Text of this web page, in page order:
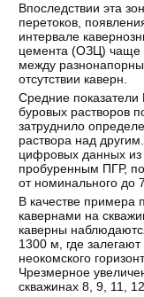
Впоследствии эта
перетоков,
интервале
цемента (ОЗЦ) чаще
между
отсутствии каверн.
Средние
буровых растворов
затруднило
раствора над
цифровых данных
пробуренным ПГР,
от номинального до
В качестве примера
кавернами на
каверны
1300 м, где
неокомского
Чрезмерное
скважинах 8, 9, 11,